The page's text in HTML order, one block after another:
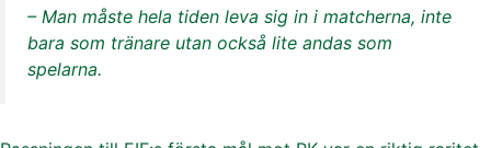
– Man måste hela tiden leva sig in i matcherna, inte
bara som tränare utan också lite andas som
spelarna.